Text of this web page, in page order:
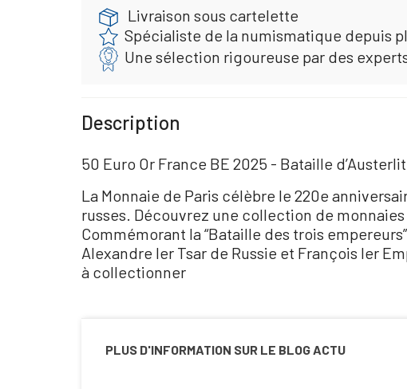
Livraison sous cartelette
Spécialiste de la numismatique depuis
Une sélection rigoureuse par des
Description
50 Euro Or France BE 2025 - Bataille
La Monnaie de Paris célèbre le 220e
russes. Découvrez une collection de
Commémorant la “Bataille des trois
Alexandre Ier Tsar de Russie et François Ier
à collectionner
PLUS D'INFORMATION SUR LE BLOG ACTU